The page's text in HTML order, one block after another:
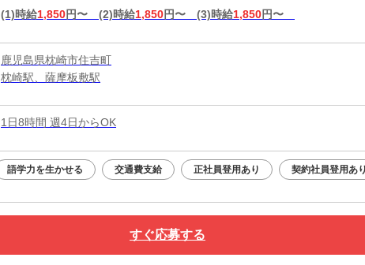
(1)時給1,850円〜 (2)時給1,850円〜 (3)時給1,850円〜
鹿児島県枕崎市住吉町
枕崎駅、薩摩板敷駅
1日8時間 週4日からOK
語学力を生かせる 交通費支給 正社員登用あり 契約社員登用あり
すぐ応募する